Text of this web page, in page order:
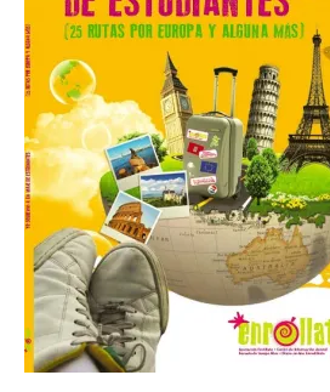
próximo 4 de
plantea tanto los
que más
fascinaban a este autor de
internacional como las múltiples
que usó y sus sólidos vínculos
Montaña Occidental. […]
Más de 10.000 personas
han visitado las
exposiciones ‘Alma de
América. Arte y mito
precolombino’ y
Novus’ en la Sala de San
Eloy